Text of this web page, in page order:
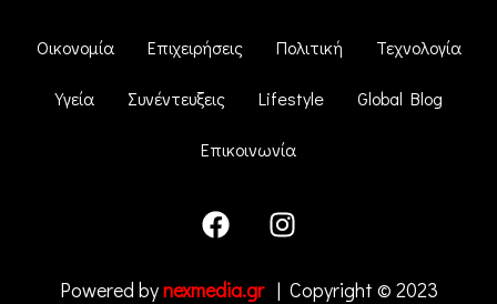
Οικονομία Επιχειρήσεις Πολιτική Τεχνολογία
Υγεία Συνέντευξεις Lifestyle Global Blog
Επικοινωνία
Powered bynexmedia.gr| Copyright © 2023